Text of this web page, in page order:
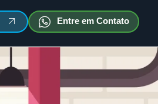
Entre em Contato